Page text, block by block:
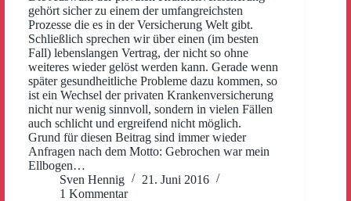
gehört sicher zu einem der umfangreichsten
Prozesse die es in der Versicherung Welt gibt.
Schließlich sprechen wir über einen (im besten
Fall) lebenslangen Vertrag, der nicht so ohne
weiteres wieder gelöst werden kann. Gerade wenn
später gesundheitliche Probleme dazu kommen, so
ist ein Wechsel der privaten Krankenversicherung
nicht nur wenig sinnvoll, sondern in vielen Fällen
auch schlicht und ergreifend nicht möglich.
Grund für diesen Beitrag sind immer wieder
Anfragen nach dem Motto: Gebrochen war mein
Ellbogen…
Sven Hennig
21. Juni 2016
1 Kommentar